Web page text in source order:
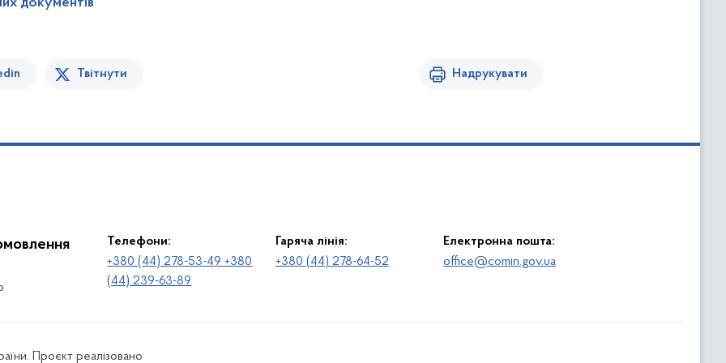
Твітнути Надрукувати
Телефони:
+380 (44) 278-53-49 +380
(44) 239-63-89
Гаряча лінія:
+380 (44) 278-64-52
Електронна пошта:
office@comin.gov.ua
Проєкт реалізовано